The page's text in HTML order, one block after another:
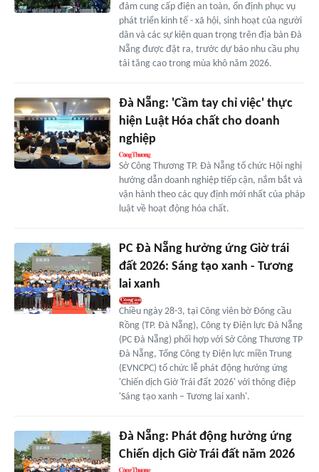
đảm cung cấp điện an toàn, ổn định phục vụ
phát triển kinh tế - xã hội, sinh hoạt của người
dân và các sự kiện quan trọng trên địa bàn Đà
Nẵng được đặt ra, trước dự báo nhu cầu phụ
tải tăng cao trong mùa khô năm 2026.
Đà Nẵng: 'Cầm tay chỉ việc' thực
hiện Luật Hóa chất cho doanh
nghiệp
Sở Công Thương TP. Đà Nẵng tổ chức Hội nghị
hướng dẫn doanh nghiệp tiếp cận, nắm bắt và
vận hành theo các quy định mới nhất của pháp
luật về hoạt động hóa chất.
PC Đà Nẵng hưởng ứng Giờ trái
đất 2026: Sáng tạo xanh - Tương
lai xanh
Chiều ngày 28-3, tại Công viên bờ Đông cầu
Rồng (TP. Đà Nẵng), Công ty Điện lực Đà Nẵng
(PC Đà Nẵng) phối hợp với Sở Công Thương TP
Đà Nẵng, Tổng Công ty Điện lực miền Trung
(EVNCPC) tổ chức lễ phát động hưởng ứng
'Chiến dịch Giờ Trái đất 2026' với thông điệp
'Sáng tạo xanh – Tương lai xanh'.
Đà Nẵng: Phát động hưởng ứng
Chiến dịch Giờ Trái đất năm 2026